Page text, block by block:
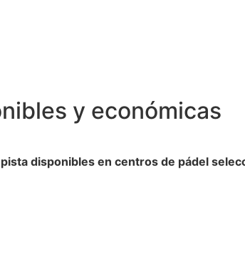
y económicas
disponibles en centros de pádel